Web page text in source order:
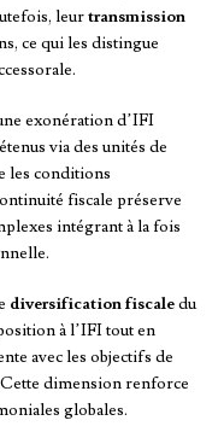
leurtransmission
ce qui les distingue
exonération d’IFI
via des unités de
les conditions
fiscale préserve
intégrant à la fois
diversification fiscaledu
à l’IFI tout en
avec les objectifs de
dimension renforce
globales.